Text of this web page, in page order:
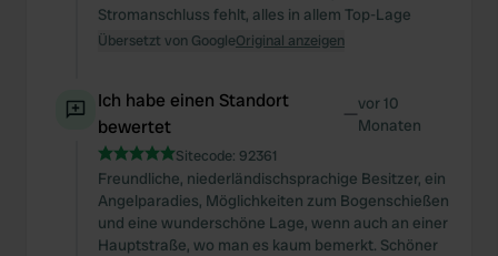
Stromanschluss fehlt, alles in allem Top-Lage
Übersetzt von GoogleOriginal anzeigen
Ich habe einen Standort
bewertet
—vor 10
Monaten
Sitecode: 92361
Freundliche, niederländischsprachige Besitzer, ein
Angelparadies, Möglichkeiten zum Bogenschießen
und eine wunderschöne Lage, wenn auch an einer
Hauptstraße, wo man es kaum bemerkt. Schöner